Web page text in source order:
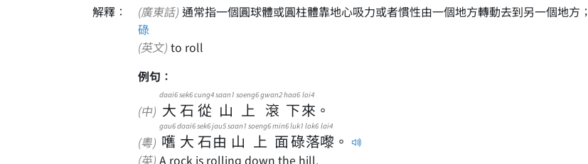
解釋： (廣東話) 通常指一個圓球體或圓柱體靠地心吸力或者慣性由一個地方轉動去到另一個地方；
碌
(英文) to roll
例句：
(中) 大
daai6
石
sek6
從
cung4
山
saan1
上
soeng6
滾
gwan2
下
haa6
來
loi4
。
(粵) 嚿
gau6
大
daai6
石
sek6
由
jau5
山
saan1
上
soeng6
面
min6
碌
luk1
落
lok6
嚟
lai4
。
(英) A rock is rolling down the hill.